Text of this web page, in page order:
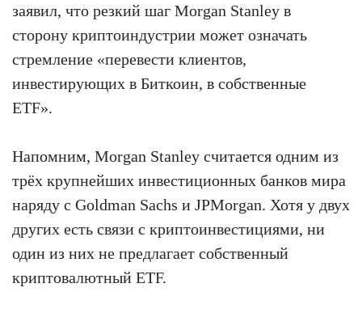
заявил, что резкий шаг Morgan Stanley в
сторону криптоиндустрии может означать
стремление «перевести клиентов,
инвестирующих в Биткоин, в собственные
ETF».
Напомним, Morgan Stanley считается одним из
трёх крупнейших инвестиционных банков мира
наряду с Goldman Sachs и JPMorgan. Хотя у двух
других есть связи с криптоинвестициями, ни
один из них не предлагает собственный
криптовалютный ETF.